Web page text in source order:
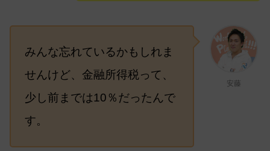
安藤
みんな忘れているかもしれま
せんけど、金融所得税って、
少し前までは10％だったんで
す。